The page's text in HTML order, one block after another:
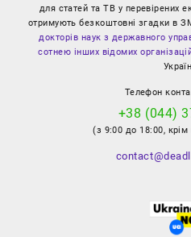
для статей та ТВ у перевірених
отримують безкоштовні згадки в
докторів наук з державного
сотнею інших відомих
Телефон
+38 (044)
(з 9:00 до 18:00, крім